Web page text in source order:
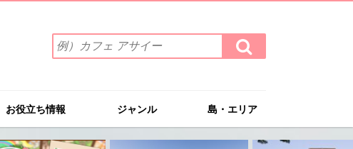
索
ワ
を
入
力
検
索
す
お役立ち情報 ジャンル 島・エリア